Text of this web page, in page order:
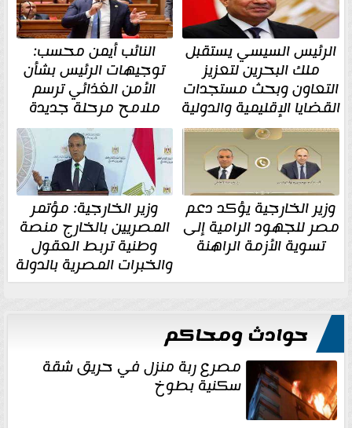
الرئيس السيسي يستقبل
ملك البحرين لتعزيز
التعاون وبحث مستجدات
القضايا الإقليمية والدولية
النائب أيمن محسب:
توجيهات الرئيس بشأن
الأمن الغذائي ترسم
ملامح مرحلة جديدة
وزير الخارجية يؤكد دعم
مصر للجهود الرامية إلى
تسوية الأزمة الراهنة
وزير الخارجية: مؤتمر
المصريين بالخارج منصة
وطنية تربط العقول
والخبرات المصرية بالدولة
حوادث ومحاكم
مصرع ربة منزل في حريق شقة
سكنية بطوخ